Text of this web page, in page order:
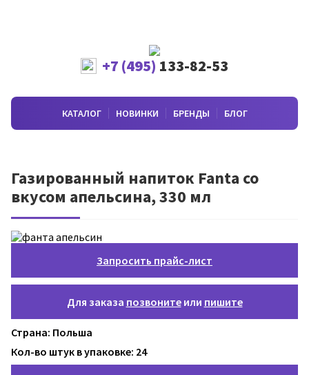
+7 (495) 133-82-53
КАТАЛОГ НОВИНКИ БРЕНДЫ БЛОГ
Газированный напиток Fanta со
вкусом апельсина, 330 мл
Запросить прайс-лист
Для заказа позвонитеили пишите
Страна: Польша
Кол-во штук в упаковке: 24